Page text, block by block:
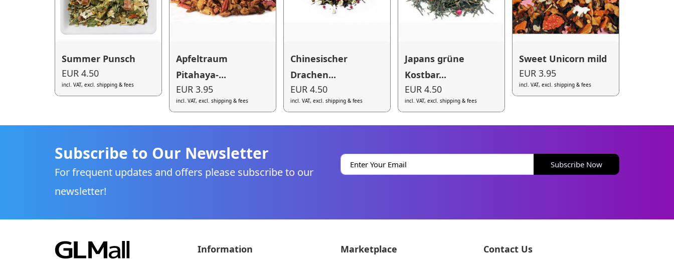
Summer Punsch
EUR 4.50
incl. VAT, excl. shipping & fees
Apfeltraum
Pitahaya-...
EUR 3.95
incl. VAT, excl. shipping & fees
Chinesischer
Drachen...
EUR 4.50
incl. VAT, excl. shipping & fees
Japans grüne
Kostbar...
EUR 4.50
incl. VAT, excl. shipping & fees
Sweet Unicorn mild
EUR 3.95
incl. VAT, excl. shipping & fees
Subscribe to Our Newsletter
For frequent updates and offers please subscribe to our
newsletter!
Subscribe Now
Information Marketplace Contact Us